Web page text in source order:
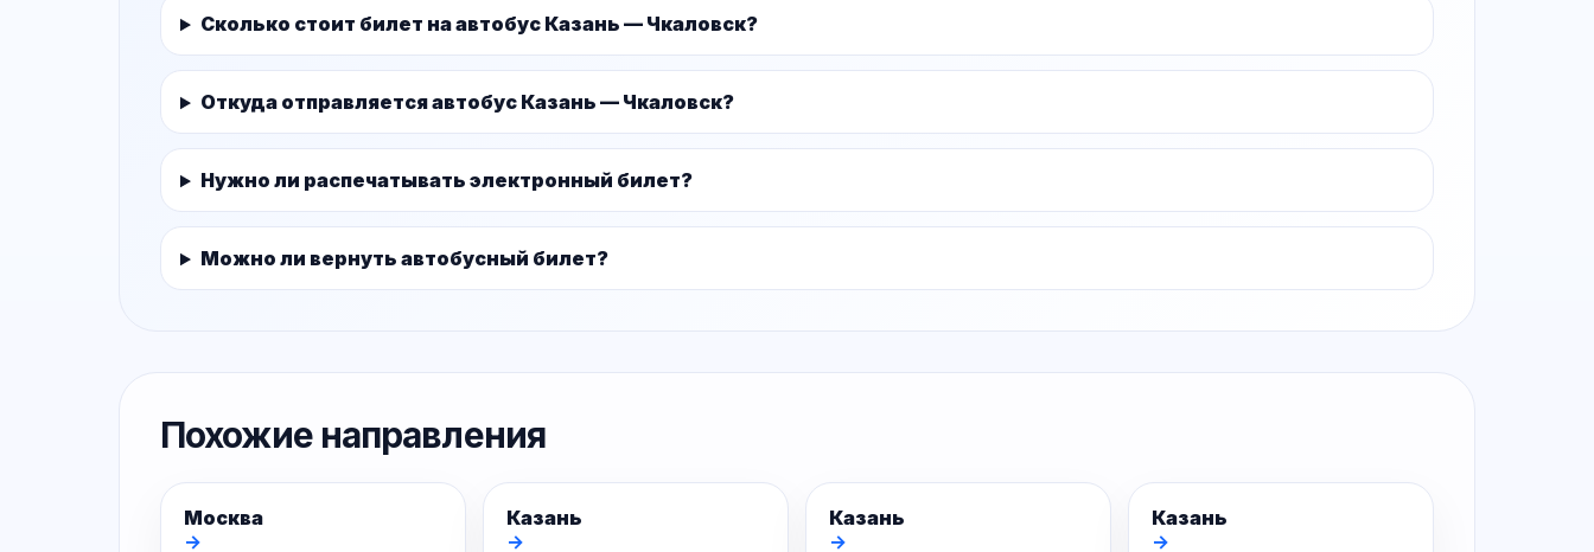
Сколько стоит билет на автобус Казань — Чкаловск?
Откуда отправляется автобус Казань — Чкаловск?
Нужно ли распечатывать электронный билет?
Можно ли вернуть автобусный билет?
Похожие направления
Москва
→
Казань
→
Казань
→
Казань
→